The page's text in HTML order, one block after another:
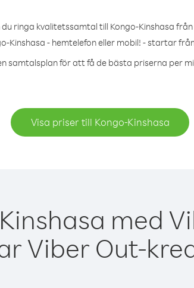
du ringa kvalitetssamtal till Kongo-Kinshasa
Kinshasa - hemtelefon eller mobil! - startar
samtalsplan för att få de bästa priserna per
Visa priser till Kongo-Kinshasa
med
Viber Out-